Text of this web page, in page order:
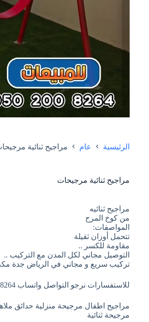
الرئيسية عام مراجيح ثنائية
مراجيح ثنائية مرجيحات
مراجيح ثنائيه
من كوخ المرح
المواصفات:
تتحمل أوزان ثقيلة
مقاومة للكسر ..
التوصيل مجاني لكل المدن مع التركيب ..
تركيب سريع و مجاني في الرياض جدة مكة
للاستفسارات نرجو التواصل واتساب 0502008264
مراجيح اطفال مرجيحة منزلية حدائق
مرجيحة ثنائية